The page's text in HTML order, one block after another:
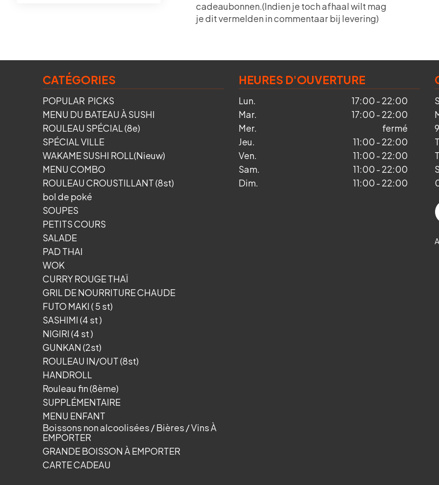
cadeaubonnen.(Indien je toch afhaal wilt mag
je dit vermelden in commentaar bij levering)
CATÉGORIES
POPULAR PICKS
MENU DU BATEAU À SUSHI
ROULEAU SPÉCIAL (8e)
SPÉCIAL VILLE
WAKAME SUSHI ROLL(Nieuw)
MENU COMBO
ROULEAU CROUSTILLANT (8st)
bol de poké
SOUPES
PETITS COURS
SALADE
PAD THAI
WOK
CURRY ROUGE THAÏ
GRIL DE NOURRITURE CHAUDE
FUTO MAKI ( 5 st)
SASHIMI (4 st )
NIGIRI (4 st )
GUNKAN (2st)
ROULEAU IN/OUT (8st)
HANDROLL
Rouleau fin (8ème)
SUPPLÉMENTAIRE
MENU ENFANT
Boissons non alcoolisées / Bières / Vins À
EMPORTER
GRANDE BOISSON À EMPORTER
CARTE CADEAU
HEURES D'OUVERTURE
Lun.
17:00 - 22:00
Mar.
17:00 - 22:00
Mer.
fermé
Jeu.
11:00 - 22:00
Ven.
11:00 - 22:00
Sam.
11:00 - 22:00
Dim.
11:00 - 22:00